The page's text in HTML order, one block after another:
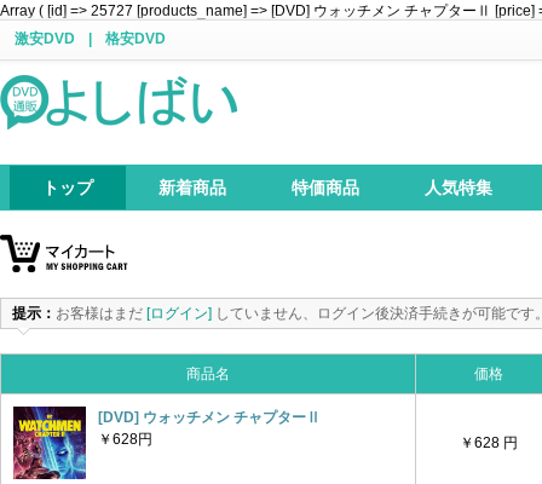
Array ( [id] => 25727 [products_name] => [DVD] ウォッチメン チャプターⅡ [price]
激安DVD
格安DVD
トップ 新着商品 特価商品 人気特集
提示： お客様はまだ [ログイン] していません、ログイン後決済手続きが可能です
商品名 価格
[DVD] ウォッチメン チャプターⅡ
￥628円
￥628 円